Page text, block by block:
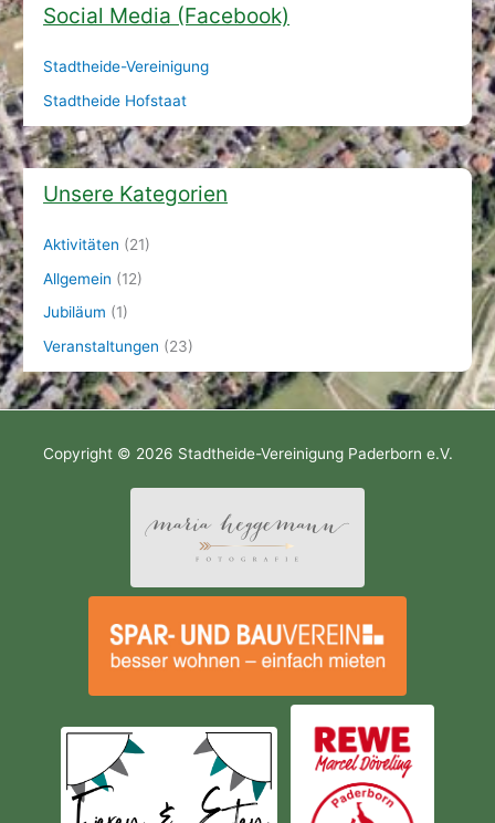
Social Media (Facebook)
Stadtheide-Vereinigung
Stadtheide Hofstaat
Unsere Kategorien
Aktivitäten (21)
Allgemein (12)
Jubiläum (1)
Veranstaltungen (23)
Copyright © 2026 Stadtheide-Vereinigung Paderborn e.V.